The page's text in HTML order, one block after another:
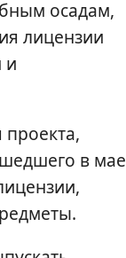
осадам,
лицензии
и
в мае